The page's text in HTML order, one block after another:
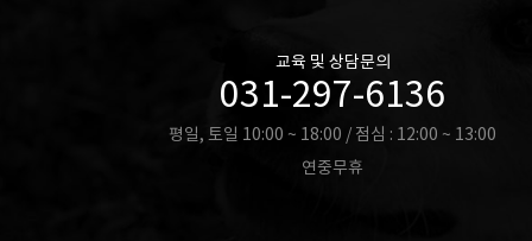
교육 및 상담문의
031-297-6136
평일, 토일 10:00 ~ 18:00 / 점심 : 12:00 ~ 13:00
연중무휴